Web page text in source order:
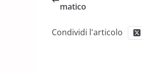
matico
Condividi l'articolo